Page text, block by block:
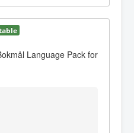
Language Pack for